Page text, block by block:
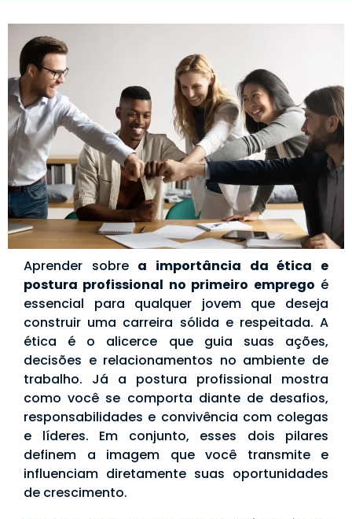
Aprender sobre a importância da ética e
postura profissional no primeiro emprego é
essencial para qualquer jovem que deseja
construir uma carreira sólida e respeitada. A
ética é o alicerce que guia suas ações,
decisões e relacionamentos no ambiente de
trabalho. Já a postura profissional mostra
como você se comporta diante de desafios,
responsabilidades e convivência com colegas
e líderes. Em conjunto, esses dois pilares
definem a imagem que você transmite e
influenciam diretamente suas oportunidades
de crescimento.